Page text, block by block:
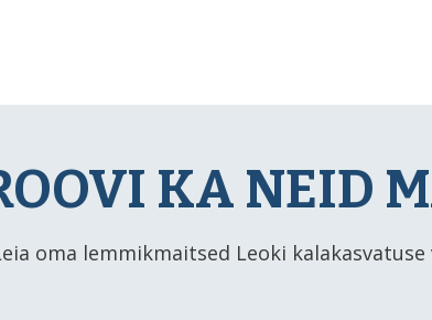
KA NEID
oma lemmikmaitsed Leoki